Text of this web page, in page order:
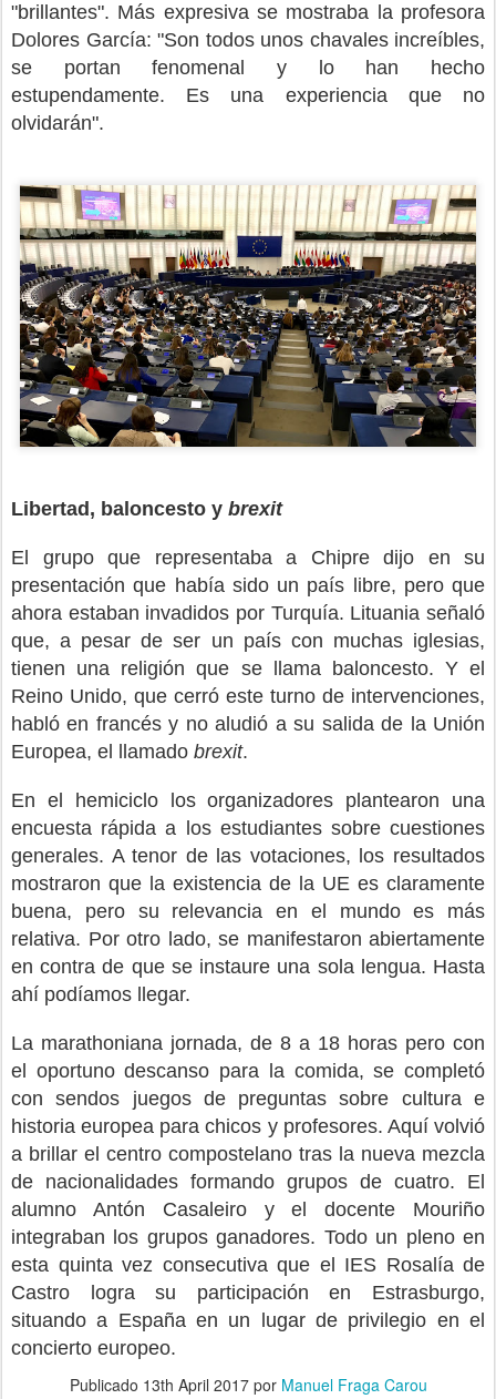
"brillantes". Más expresiva se mostraba la profesora
Dolores García: "Son todos unos chavales increíbles,
se portan fenomenal y lo han hecho
estupendamente. Es una experiencia que no
olvidarán".
Libertad, baloncesto y brexit
El grupo que representaba a Chipre dijo en su
presentación que había sido un país libre, pero que
ahora estaban invadidos por Turquía. Lituania señaló
que, a pesar de ser un país con muchas iglesias,
tienen una religión que se llama baloncesto. Y el
Reino Unido, que cerró este turno de intervenciones,
habló en francés y no aludió a su salida de la Unión
Europea, el llamado brexit.
En el hemiciclo los organizadores plantearon una
encuesta rápida a los estudiantes sobre cuestiones
generales. A tenor de las votaciones, los resultados
mostraron que la existencia de la UE es claramente
buena, pero su relevancia en el mundo es más
relativa. Por otro lado, se manifestaron abiertamente
en contra de que se instaure una sola lengua. Hasta
ahí podíamos llegar.
La marathoniana jornada, de 8 a 18 horas pero con
el oportuno descanso para la comida, se completó
con sendos juegos de preguntas sobre cultura e
historia europea para chicos y profesores. Aquí volvió
a brillar el centro compostelano tras la nueva mezcla
de nacionalidades formando grupos de cuatro. El
alumno Antón Casaleiro y el docente Mouriño
integraban los grupos ganadores. Todo un pleno en
esta quinta vez consecutiva que el IES Rosalía de
Castro logra su participación en Estrasburgo,
situando a España en un lugar de privilegio en el
concierto europeo.
Publicado 13th April 2017por Manuel Fraga Carou